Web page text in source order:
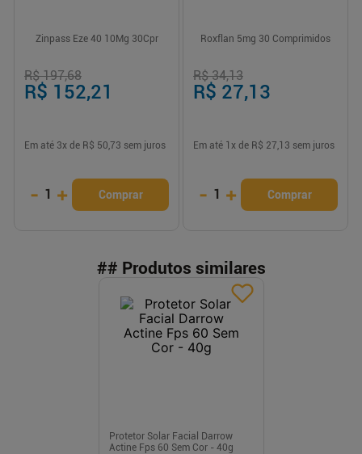
Zinpass Eze 40 10Mg 30Cpr
R$ 197,68
R$ 152,21
Em até 3x de R$ 50,73 sem juros
- 1 + Comprar
Roxflan 5mg 30 Comprimidos
R$ 34,13
R$ 27,13
Em até 1 x de R$ 27,13 sem juros
- 1 + Comprar
## Produtos similares
Protetor Solar Facial Darrow
Actine Fps 60 Sem Cor - 40g